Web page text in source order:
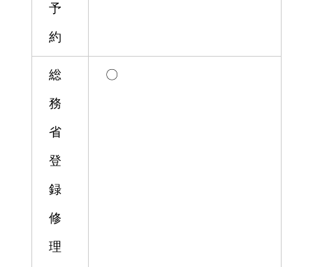
予
約
総
務
省
登
録
修
理
〇